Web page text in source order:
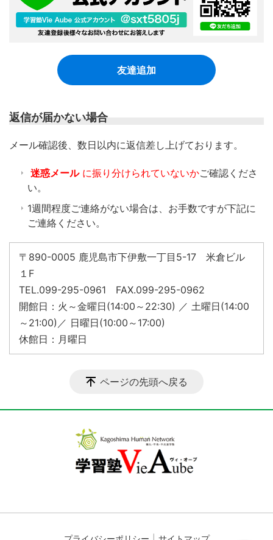
友達追加
返信が届かない場合
​メール確認後、数日以内に返信差し上げております。
迷惑メール に振り分けられていないかご確認くださ
い。
1週間程度ご連絡がない場合は、お手数ですが下記に
ご連絡ください。
〒890-0005 鹿児島市下伊敷一丁目5-17 米倉ビル
１F
TEL.099-295-0961 FAX.099-295-0962
開館日：火～金曜日(14:00～22:30) ／ 土曜日(14:00
～21:00)／ 日曜日(10:00～17:00)
休館日：月曜日
ページの先頭へ戻る